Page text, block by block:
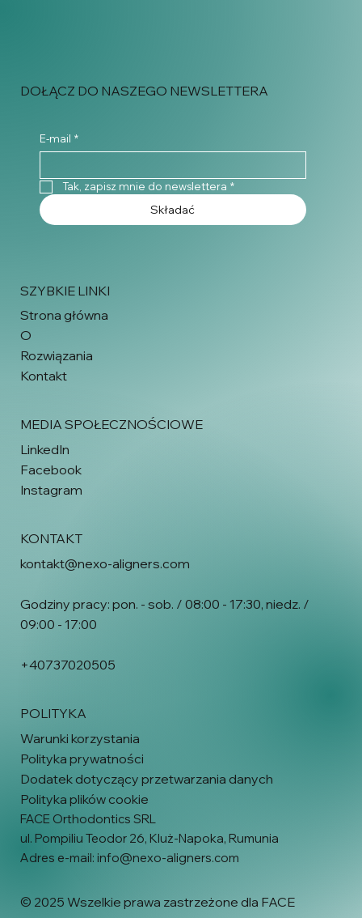
DOŁĄCZ DO NASZEGO NEWSLETTERA
E-mail *
Tak, zapisz mnie do newslettera *
Składać
SZYBKIE LINKI
Strona główna
O
Rozwiązania
Kontakt
MEDIA SPOŁECZNOŚCIOWE
LinkedIn
Facebook
Instagram
KONTAKT
kontakt@nexo-aligners.com
Godziny pracy: pon. - sob. / 08:00 - 17:30, niedz. /
09:00 - 17:00
+40737020505
POLITYKA
Warunki korzystania
Polityka prywatności
Dodatek dotyczący przetwarzania danych
Polityka plików cookie
FACE Orthodontics SRL
ul. Pompiliu Teodor 26, Kluż-Napoka, Rumunia
Adres e-mail: info@nexo-aligners.com
© 2025 Wszelkie prawa zastrzeżone dla FACE